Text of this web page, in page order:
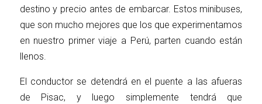
destino y precio antes de embarcar. Estos minibuses,
que son mucho mejores que los que experimentamos
en nuestro primer viaje a Perú, parten cuando están
llenos.
El conductor se detendrá en el puente a las afueras
de Pisac, y luego simplemente tendrá que